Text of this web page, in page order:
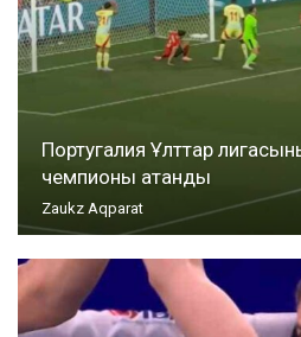
Португалия Ұлттар
чемпионы атанды
Zaukz Aqparat